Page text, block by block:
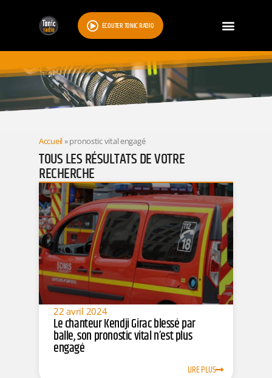
ÉCOUTER TONIC RADIO
RESULTATS
Accueil»pronostic vital engagé
TOUS LES RÉSULTATS DE VOTRE
RECHERCHE
22 avril 2024
Le chanteur Kendji Girac blessé par
balle, son pronostic vital n’est plus
engagé
LIRE PLUS